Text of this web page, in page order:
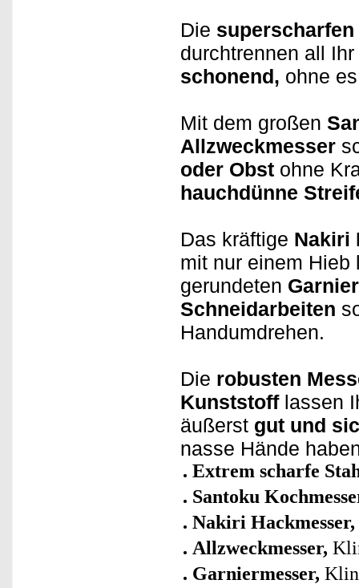
Die
durchtrennen all
schonend, ohne
Mit dem großen
Allzweckmesser
oder Obst ohne
hauchdünne
Das kräftige Nakiri
mit nur einem
gerundeten
Schneidarbeiten
Handumdrehen.
Die robusten
Kunststofflassen
äußerst gut und
nasse Hände
Extrem scharfe
Santoku
Nakiri Hackmesser,
Allzweckmesser,
Garniermesser,